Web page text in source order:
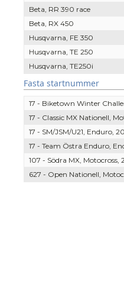
Beta, RR 390 race
Beta, RX 450
Husqvarna, FE 350
Husqvarna, TE 250
Husqvarna, TE250i
Fasta startnummer
17 - Biketown Winter
17 - Classic MX Nationell,
17 - SM/JSM/U21, Enduro,
17 - Team Östra Enduro,
107 - Södra MX, Motocross,
627 - Open Nationell,